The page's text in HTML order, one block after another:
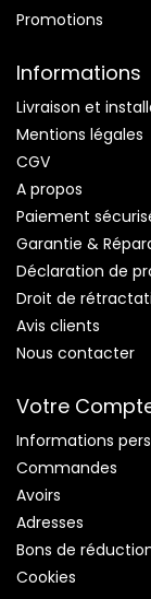
Promotions
Informations
Livraison et
Mentions légales
CGV
A propos
Paiement
Garantie &
Déclaration de
Droit de
Avis clients
Nous contacter
Votre
Informations
Commandes
Avoirs
Adresses
Bons de
Cookies